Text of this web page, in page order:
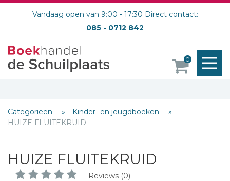
Vandaag open van 9:00 - 17:30 Direct contact:
085 - 0712 842
0
Categorieën
Kinder- en jeugdboeken
HUIZE FLUITEKRUID
HUIZE FLUITEKRUID
Reviews (0)